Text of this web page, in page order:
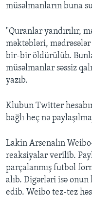
müsəlmanların buna
"Quranlar yandırılır,
məktəbləri,
bir-bir öldürülüb.
müsəlmanlar səssiz
yazıb.
Klubun Twitter
bağlı heç nə
Lakin Arsenalın
reaksiyalar verilib.
parçalanmış futbol
alıb. Digərləri isə onun
edib. Weibo tez-tez